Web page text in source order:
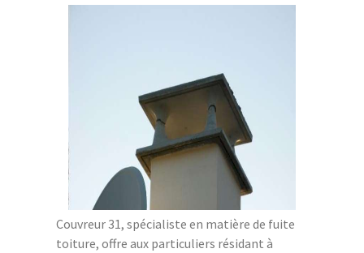
Couvreur 31, spécialiste en matière de fuite
toiture, offre aux particuliers résidant à